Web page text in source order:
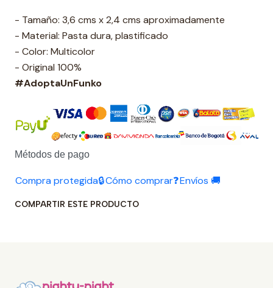
- Tamaño: 3,6 cms x 2,4 cms aproximadamente
- Material: Pasta dura, plastificado
- Color: Multicolor
- Original 100%
#AdoptaUnFunko
Métodos de pago
Compra protegida🔒Cómo comprar❓Envíos 🚚
COMPARTIR ESTE PRODUCTO